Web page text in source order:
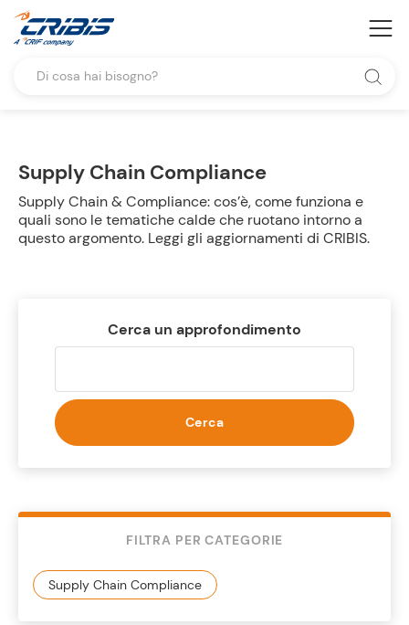
Supply Chain Compliance
Supply Chain & Compliance: cos’è, come funziona e
quali sono le tematiche calde che ruotano intorno a
questo argomento. Leggi gli aggiornamenti di CRIBIS.
Cerca un approfondimento
Cerca
FILTRA PER CATEGORIE